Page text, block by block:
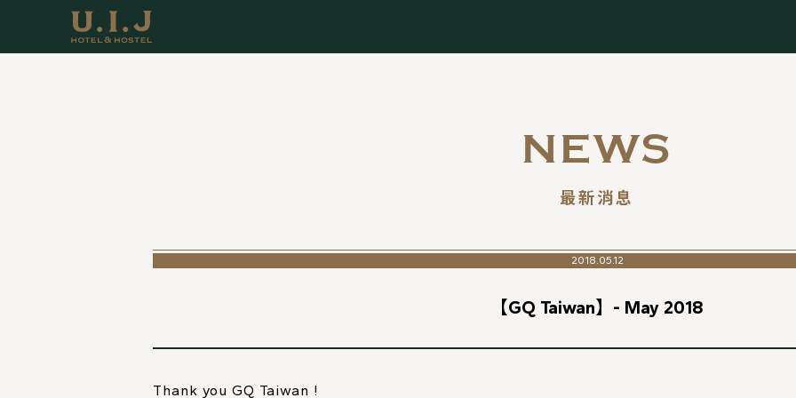
NEWS
最新消息
2018.05.12
【GQ Taiwan】- May 2018
Thank you GQ Taiwan !